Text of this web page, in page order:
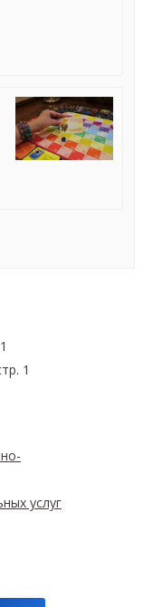
1
услуг